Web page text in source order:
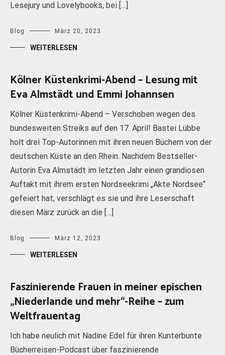
Lesejury und Lovelybooks, bei […]
Blog März 20, 2023
WEITERLESEN
Kölner Küstenkrimi-Abend – Lesung mit
Eva Almstädt und Emmi Johannsen
Kölner Küstenkrimi-Abend – Verschoben wegen des
bundesweiten Streiks auf den 17. April! Bastei Lübbe
holt drei Top-Autorinnen mit ihren neuen Büchern von der
deutschen Küste an den Rhein. Nachdem Bestseller-
Autorin Eva Almstädt im letzten Jahr einen grandiosen
Auftakt mit ihrem ersten Nordseekrimi „Akte Nordsee“
gefeiert hat, verschlägt es sie und ihre Leserschaft
diesen März zurück an die […]
Blog März 12, 2023
WEITERLESEN
Faszinierende Frauen in meiner epischen
„Niederlande und mehr“-Reihe – zum
Weltfrauentag
Ich habe neulich mit Nadine Edel für ihren Kunterbunte
Bücherreisen-Podcast über faszinierende